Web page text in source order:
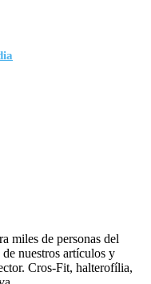
miles de personas del
nuestros artículos y
Cros-Fit, halterofília,